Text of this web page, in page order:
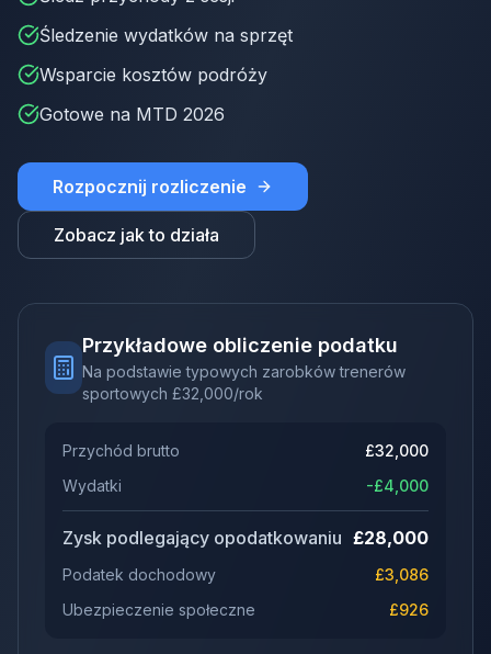
Śledzenie wydatków na sprzęt
Wsparcie kosztów podróży
Gotowe na MTD 2026
Rozpocznij rozliczenie
Zobacz jak to działa
Przykładowe obliczenie podatku
Na podstawie typowych zarobków trenerów
sportowych £32,000/rok
Przychód brutto £32,000
Wydatki
-£4,000
Zysk podlegający opodatkowaniu £28,000
Podatek dochodowy £3,086
Ubezpieczenie społeczne
£926